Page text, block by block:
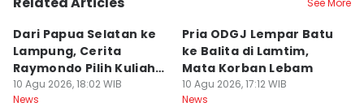
See More
Dari Papua Selatan ke
Lampung, Cerita
Raymondo Pilih Kuliah
ITERA
10 Agu 2026, 18:02 WIB
News
Pria ODGJ Lempar Batu
ke Balita di Lamtim,
Mata Korban Lebam
10 Agu 2026, 17:12 WIB
News